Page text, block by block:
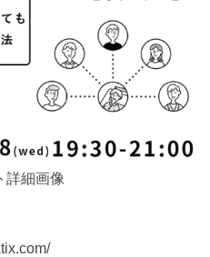
詳細画像